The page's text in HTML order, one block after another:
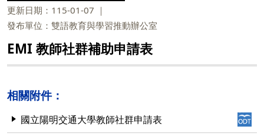
更新日期：115-01-07
發布單位：雙語教育與學習推動辦公室
EMI 教師社群補助申請表
相關附件：
國立陽明交通大學教師社群申請表